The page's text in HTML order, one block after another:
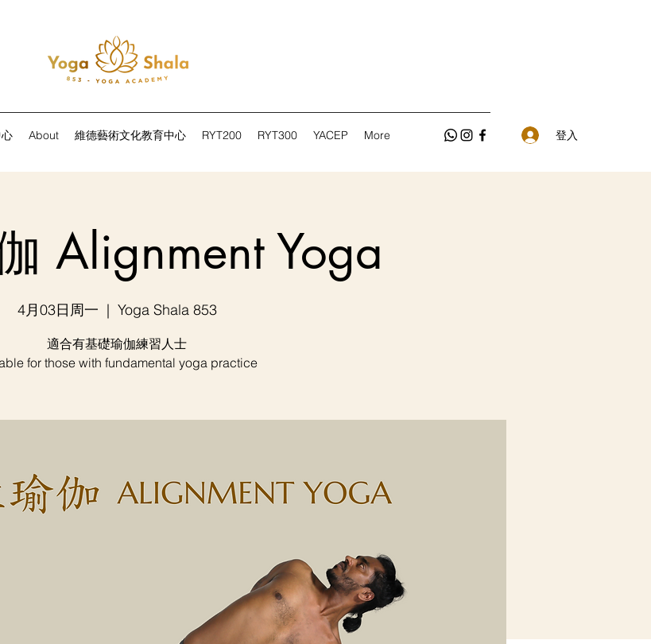
About 維德藝術文化教育中心 RYT200 RYT300 YACEP More 登入
Alignment Yoga
4月03日周一
  |
Yoga Shala 853
適合有基礎瑜伽練習人士
for those with fundamental yoga practice